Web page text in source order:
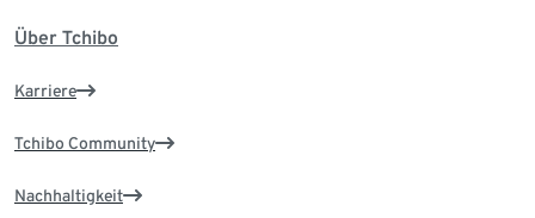
Über Tchibo
Karriere
Tchibo Community
Nachhaltigkeit